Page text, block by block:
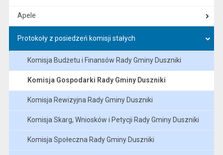
Apele
Protokoły z posiedzeń komisji stałych
Komisja Budżetu i Finansów Rady Gminy Duszniki
Komisja Gospodarki Rady Gminy Duszniki
Komisja Rewizyjna Rady Gminy Duszniki
Komisja Skarg, Wniosków i Petycji Rady Gminy Duszniki
Komisja Społeczna Rady Gminy Duszniki